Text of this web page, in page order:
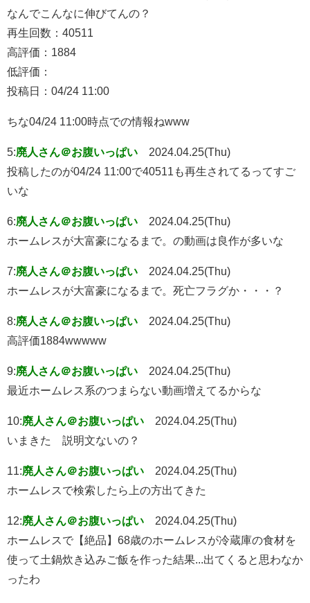
なんでこんなに伸びてんの？
再生回数：40511
高評価：1884
低評価：
投稿日：04/24 11:00
ちな04/24 11:00時点での情報ねwww
5:廃人さん＠お腹いっぱい
2024.04.25(Thu)
投稿したのが04/24 11:00で40511も再生されてるってすご
いな
6:廃人さん＠お腹いっぱい
2024.04.25(Thu)
ホームレスが大富豪になるまで。の動画は良作が多いな
7:廃人さん＠お腹いっぱい
2024.04.25(Thu)
ホームレスが大富豪になるまで。死亡フラグか・・・？
8:廃人さん＠お腹いっぱい
2024.04.25(Thu)
高評価1884wwwww
9:廃人さん＠お腹いっぱい
2024.04.25(Thu)
最近ホームレス系のつまらない動画増えてるからな
10:廃人さん＠お腹いっぱい
2024.04.25(Thu)
いまきた 説明文ないの？
11:廃人さん＠お腹いっぱい
2024.04.25(Thu)
ホームレスで検索したら上の方出てきた
12:廃人さん＠お腹いっぱい
2024.04.25(Thu)
ホームレスで【絶品】68歳のホームレスが冷蔵庫の食材を
使って土鍋炊き込みご飯を作った結果...出てくると思わなか
ったわ